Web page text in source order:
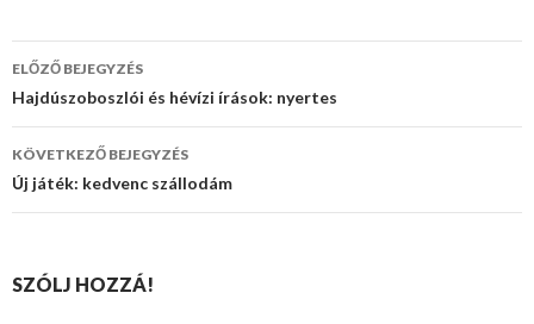
Bejegyzés
navigáció
ELŐZŐ BEJEGYZÉS
Hajdúszoboszlói és hévízi írások: nyertes
KÖVETKEZŐ BEJEGYZÉS
Új játék: kedvenc szállodám
SZÓLJ HOZZÁ!